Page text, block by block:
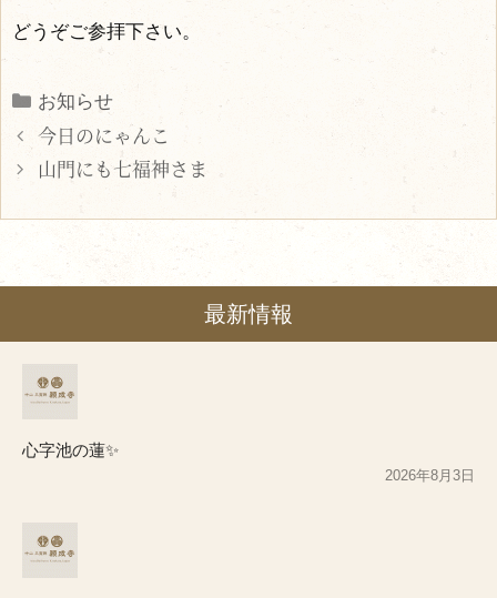
どうぞご参拝下さい。
Categories
お知らせ
今日のにゃんこ
山門にも七福神さま
最新情報
心字池の蓮✨
2026年8月3日